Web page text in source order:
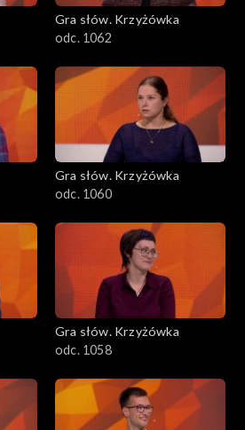
Gra słów. Krzyżówka
odc. 1062
Gra słów. Krzyżówka
odc. 1060
Gra słów. Krzyżówka
odc. 1058